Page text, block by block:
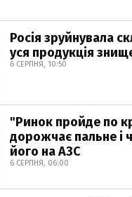
Росія зруйнувала
уся продукція
6 СЕРПНЯ, 10:50
"Ринок пройде по
дорожчає пальне і
його на АЗС
6 СЕРПНЯ, 06:00